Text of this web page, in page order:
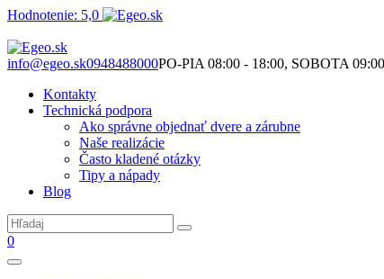
Hodnotenie: 5,0
info@egeo.sk0948488000PO-PIA 08:00 - 18:00, SOBOTA
Kontakty
Technická podpora
Ako správne objednať dvere a zárubne
Naše realizácie
Často kladené otázky
Tipy a nápady
Blog
0